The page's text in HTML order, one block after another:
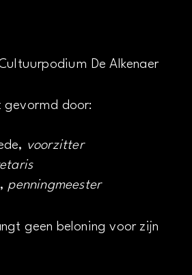
De Alkenaer
gevormd door:
voorzitter
penningmeester
geen beloning voor zijn